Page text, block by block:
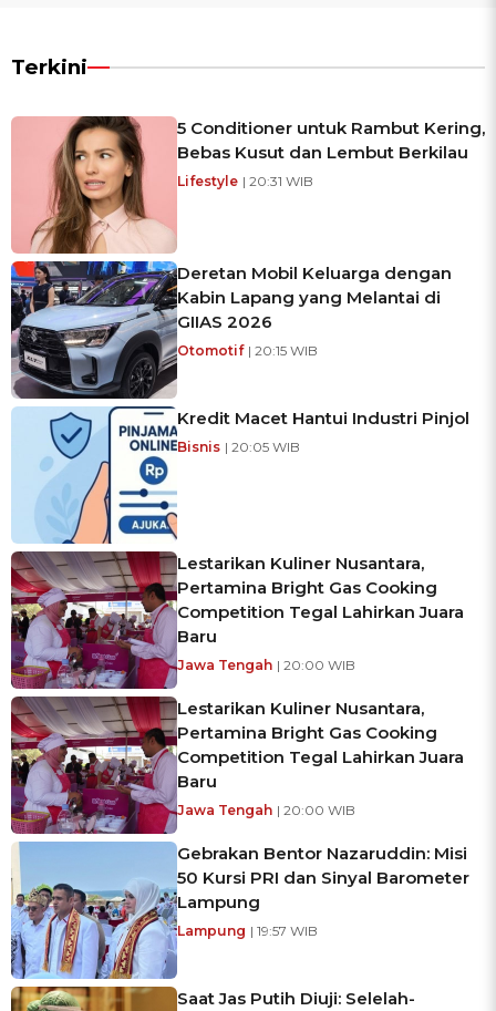
Terkini
5 Conditioner untuk Rambut Kering,
Bebas Kusut dan Lembut Berkilau
Lifestyle | 20:31 WIB
Deretan Mobil Keluarga dengan
Kabin Lapang yang Melantai di
GIIAS 2026
Otomotif | 20:15 WIB
Kredit Macet Hantui Industri Pinjol
Bisnis | 20:05 WIB
Lestarikan Kuliner Nusantara,
Pertamina Bright Gas Cooking
Competition Tegal Lahirkan Juara
Baru
Jawa Tengah | 20:00 WIB
Lestarikan Kuliner Nusantara,
Pertamina Bright Gas Cooking
Competition Tegal Lahirkan Juara
Baru
Jawa Tengah | 20:00 WIB
Gebrakan Bentor Nazaruddin: Misi
50 Kursi PRI dan Sinyal Barometer
Lampung
Lampung | 19:57 WIB
Saat Jas Putih Diuji: Selelah-